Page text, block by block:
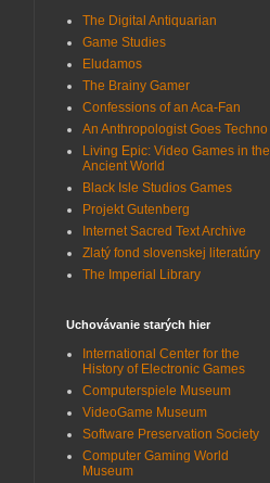
The Digital Antiquarian
Game Studies
Eludamos
The Brainy Gamer
Confessions of an Aca-Fan
An Anthropologist Goes Techno
Living Epic: Video Games in the
Ancient World
Black Isle Studios Games
Projekt Gutenberg
Internet Sacred Text Archive
Zlatý fond slovenskej literatúry
The Imperial Library
Uchovávanie starých hier
International Center for the
History of Electronic Games
Computerspiele Museum
VideoGame Museum
Software Preservation Society
Computer Gaming World
Museum